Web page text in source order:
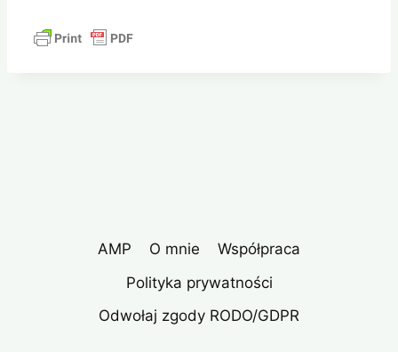
AMP O mnie
Współpraca
Polityka prywatności
Odwołaj zgody RODO/GDPR